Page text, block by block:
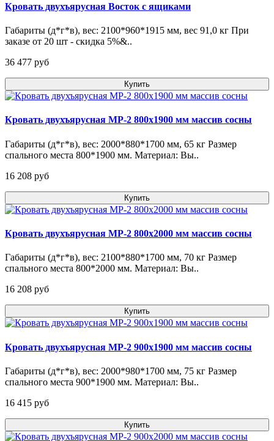
Кровать двухъярусная Восток с ящиками
Габариты (д*г*в), вес: 2100*960*1915 мм, вес 91,0 кг При
заказе от 20 шт - скидка 5%&..
36 477 pуб
Купить
Кровать двухъярусная МР-2 800х1900 мм массив сосны
Габариты (д*г*в), вес: 2000*880*1700 мм, 65 кг Размер
спального места 800*1900 мм. Материал: Вы..
16 208 pуб
Купить
Кровать двухъярусная МР-2 800х2000 мм массив сосны
Габариты (д*г*в), вес: 2100*880*1700 мм, 70 кг Размер
спального места 800*2000 мм. Материал: Вы..
16 208 pуб
Купить
Кровать двухъярусная МР-2 900х1900 мм массив сосны
Габариты (д*г*в), вес: 2000*980*1700 мм, 75 кг Размер
спального места 900*1900 мм. Материал: Вы..
16 415 pуб
Купить